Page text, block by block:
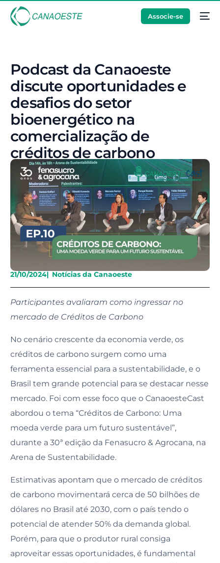
Associe-se
Podcast da Canaoeste
discute oportunidades e
desafios do setor
bioenergético na
comercialização de
créditos de carbono
21/10/2024| Notícias da Canaoeste
Participantes avaliaram como ingressar no
mercado de Créditos de Carbono
No cenário crescente da economia verde, os
créditos de carbono surgem como uma
ferramenta essencial para a sustentabilidade, e o
Brasil tem grande potencial para se destacar nesse
mercado. Foi com esse foco que o CanaoesteCast
abordou o tema “Créditos de Carbono: Uma
moeda verde para um futuro sustentável”,
durante a 30ª edição da Fenasucro & Agrocana, na
Arena de Sustentabilidade.
Estimativas apontam que o mercado de créditos
de carbono movimentará cerca de 50 bilhões de
dólares no Brasil até 2030, com o país tendo o
potencial de atender 50% da demanda global.
Porém, para que o produtor rural consiga
aproveitar essas oportunidades, é fundamental